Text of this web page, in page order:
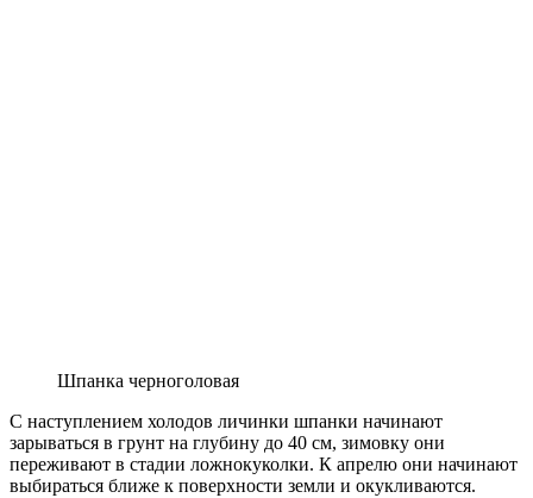
Шпанка черноголовая
С наступлением холодов личинки шпанки начинают
зарываться в грунт на глубину до 40 см, зимовку они
переживают в стадии ложнокуколки. К апрелю они начинают
выбираться ближе к поверхности земли и окукливаются.